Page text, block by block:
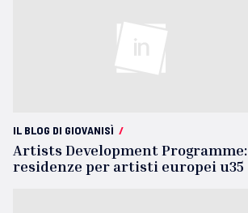
IL BLOG DI GIOVANISÌ /
Artists Development Programme:
residenze per artisti europei u35